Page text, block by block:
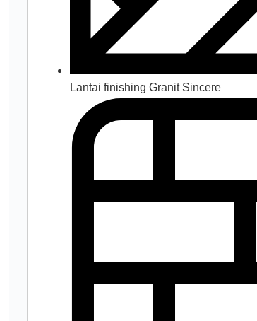
Lantai finishing Granit Sincere